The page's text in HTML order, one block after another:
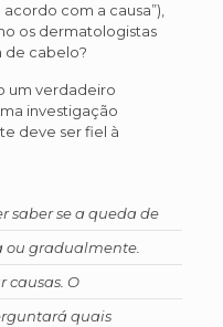
com a causa”),
os dermatologistas
de cabelo?
um verdadeiro
investigação
deve ser fiel à
saber se a queda de
ou gradualmente.
causas. O
quais